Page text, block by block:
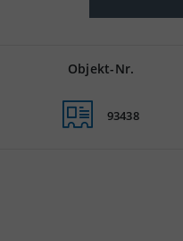
Objekt-Nr.
93438